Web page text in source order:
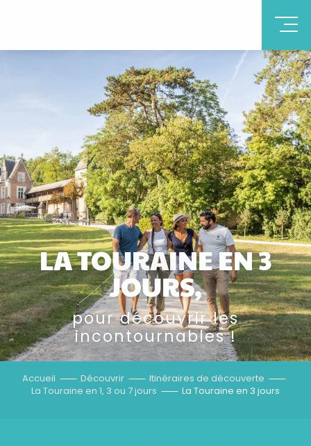
LA TOURAINE EN 3
JOURS,
pour découvrir les
incontournables !
Accueil Découvrir
Itinéraires de découverte
La Touraine en 1, 3 ou 7 jours
La Touraine en 3 jours